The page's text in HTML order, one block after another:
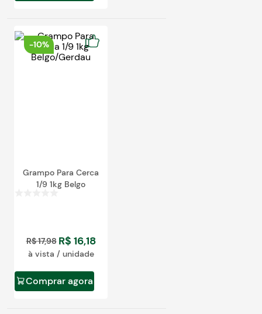
-10%
Grampo Para Cerca
1/9 1kg Belgo
R$17,98 R$ 16,18
à vista / unidade
Comprar agora